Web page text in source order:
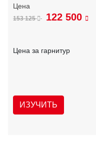
153 125 122 500
Цена за гарнитур
ИЗУЧИТЬ